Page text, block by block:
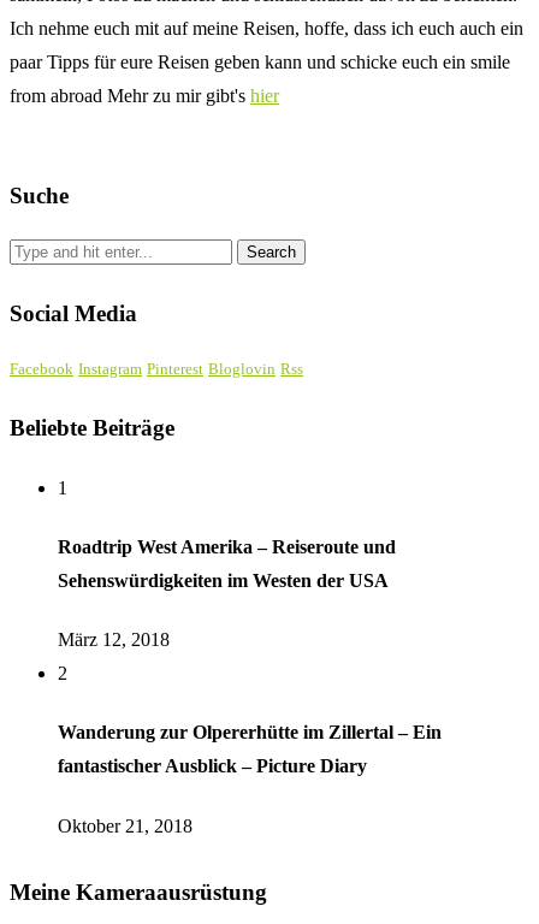
Ich nehme euch mit auf meine Reisen, hoffe, dass ich euch auch ein
paar Tipps für eure Reisen geben kann und schicke euch ein smile
from abroad Mehr zu mir gibt's hier
Suche
Social Media
Facebook Instagram Pinterest Bloglovin Rss
Beliebte Beiträge
1
Roadtrip West Amerika – Reiseroute und
Sehenswürdigkeiten im Westen der USA
März 12, 2018
2
Wanderung zur Olpererhütte im Zillertal – Ein
fantastischer Ausblick – Picture Diary
Oktober 21, 2018
Meine Kameraausrüstung